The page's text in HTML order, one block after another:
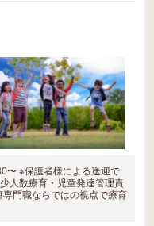
〜 ※保護者様による送迎で
人数療育・児童発達管理責
門職ならではの視点で療育